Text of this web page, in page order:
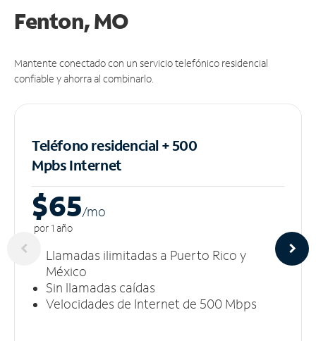
Fenton, MO
Mantente conectado con un servicio telefónico residencial
confiable y ahorra al combinarlo.
Teléfono residencial + 500
MpbsInternet
$65/mo
por 1 año
Llamadas ilimitadas a Puerto Rico y
México
Sin llamadas caídas
Velocidades de Internet de 500 Mbps